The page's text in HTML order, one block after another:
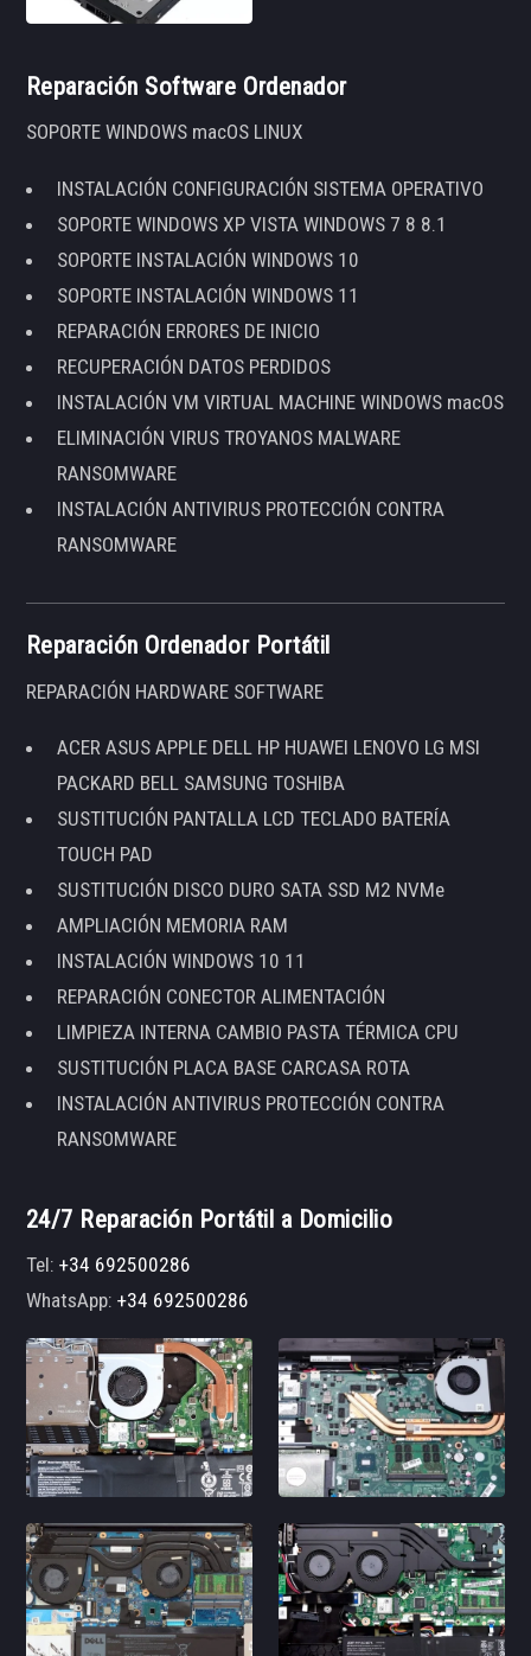
Reparación Software Ordenador
SOPORTE WINDOWS macOS LINUX
INSTALACIÓN CONFIGURACIÓN SISTEMA OPERATIVO
SOPORTE WINDOWS XP VISTA WINDOWS 7 8 8.1
SOPORTE INSTALACIÓN WINDOWS 10
SOPORTE INSTALACIÓN WINDOWS 11
REPARACIÓN ERRORES DE INICIO
RECUPERACIÓN DATOS PERDIDOS
INSTALACIÓN VM VIRTUAL MACHINE WINDOWS macOS
ELIMINACIÓN VIRUS TROYANOS MALWARE
RANSOMWARE
INSTALACIÓN ANTIVIRUS PROTECCIÓN CONTRA
RANSOMWARE
Reparación Ordenador Portátil
REPARACIÓN HARDWARE SOFTWARE
ACER ASUS APPLE DELL HP HUAWEI LENOVO LG MSI
PACKARD BELL SAMSUNG TOSHIBA
SUSTITUCIÓN PANTALLA LCD TECLADO BATERÍA
TOUCH PAD
SUSTITUCIÓN DISCO DURO SATA SSD M2 NVMe
AMPLIACIÓN MEMORIA RAM
INSTALACIÓN WINDOWS 10 11
REPARACIÓN CONECTOR ALIMENTACIÓN
LIMPIEZA INTERNA CAMBIO PASTA TÉRMICA CPU
SUSTITUCIÓN PLACA BASE CARCASA ROTA
INSTALACIÓN ANTIVIRUS PROTECCIÓN CONTRA
RANSOMWARE
24/7 Reparación Portátil a Domicilio
Tel:+34 692500286
WhatsApp:+34 692500286